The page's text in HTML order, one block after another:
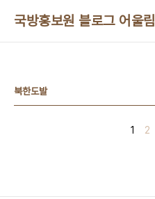
국방홍보원 블로그 어울림
북한도발
1 2